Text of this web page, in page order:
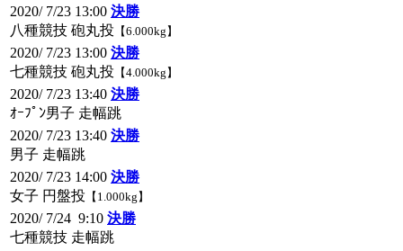
2020/ 7/23 13:00 決勝
八種競技 砲丸投 【6.000kg】
2020/ 7/23 13:00 決勝
七種競技 砲丸投 【4.000kg】
2020/ 7/23 13:40 決勝
ｵｰﾌﾟﾝ男子 走幅跳
2020/ 7/23 13:40 決勝
男子 走幅跳
2020/ 7/23 14:00 決勝
女子 円盤投 【1.000kg】
2020/ 7/24 9:10 決勝
七種競技 走幅跳